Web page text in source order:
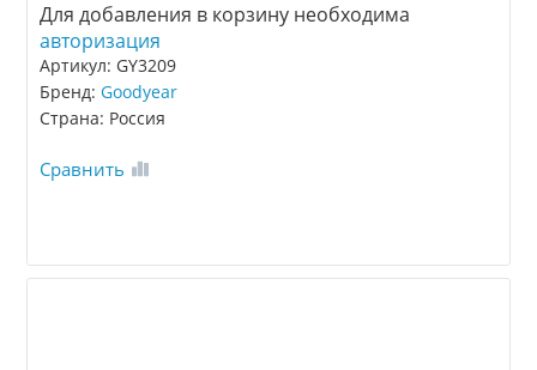
Для добавления в корзину необходима
авторизация
Артикул: GY3209
Бренд:Goodyear
Страна: Россия
Сравнить